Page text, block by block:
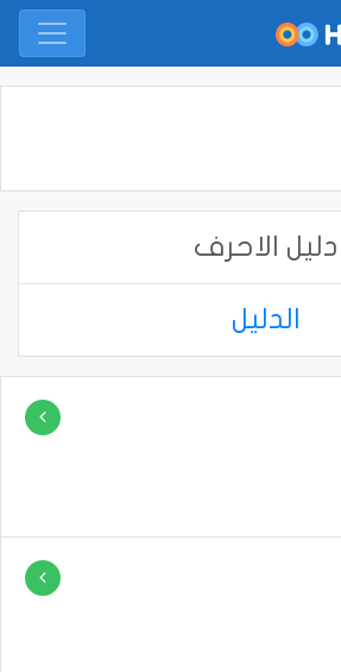
دليل الاحرف
الدليل